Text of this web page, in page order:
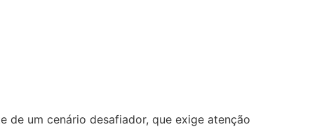
de um cenário desafiador, que exige atenção